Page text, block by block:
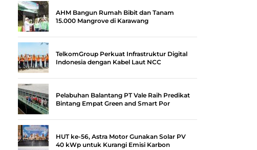
AHM Bangun Rumah Bibit dan Tanam
15.000 Mangrove di Karawang
TelkomGroup Perkuat Infrastruktur Digital
Indonesia dengan Kabel Laut NCC
Pelabuhan Balantang PT Vale Raih Predikat
Bintang Empat Green and Smart Por
HUT ke-56, Astra Motor Gunakan Solar PV
40 kWp untuk Kurangi Emisi Karbon